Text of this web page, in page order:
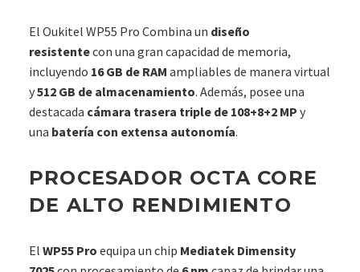
El Oukitel WP55 Pro Combina un diseño
resistentecon una gran capacidad de memoria,
incluyendo 16 GB de RAM ampliables de manera virtual
y512 GB de almacenamiento. Además, posee una
destacada cámara trasera triple de 108+8+2 MP y
una batería con extensa autonomía.
PROCESADOR OCTA CORE
DE ALTO RENDIMIENTO
El WP55 Pro equipa un chip Mediatek Dimensity